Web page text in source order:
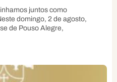
juntos como
domingo, 2 de agosto,
de Pouso Alegre,